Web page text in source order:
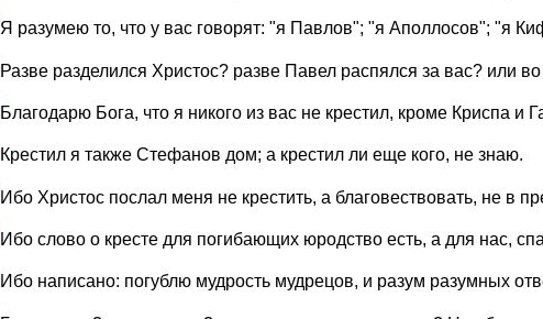
Я разумею то, что у вас говорят: "я Павлов"; "я Аполлосов"; "я
Разве разделился Христос? разве Павел распялся за вас? или
Благодарю Бога, что я никого из вас не крестил, кроме Криспа и
Крестил я также Стефанов дом; а крестил ли еще кого, не знаю.
Ибо Христос послал меня не крестить, а благовествовать, не в
Ибо слово о кресте для погибающих юродство есть, а для нас,
Ибо написано: погублю мудрость мудрецов, и разум разумных